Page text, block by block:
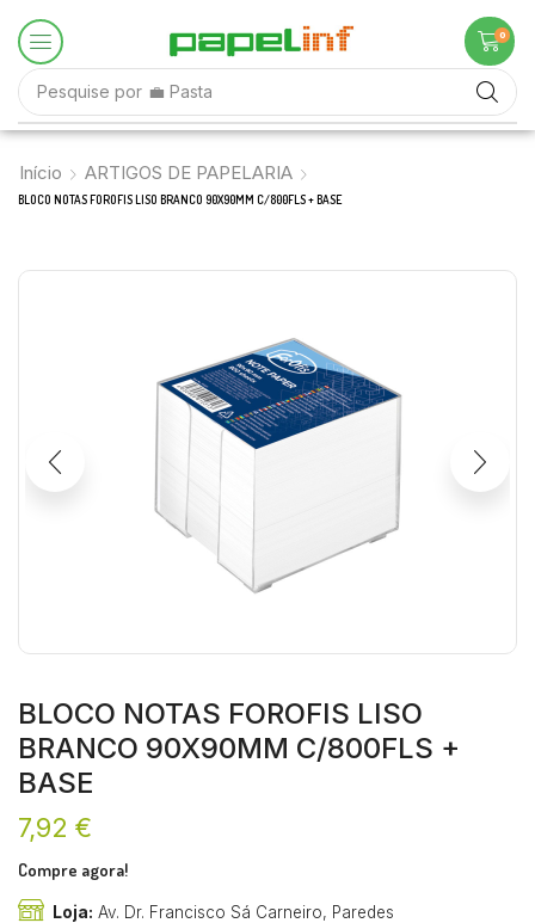
Pesquise por ♟️ Jogos Didáticos
0
Início ARTIGOS DE PAPELARIA
BLOCO NOTAS FOROFIS LISO BRANCO 90X90MM C/800FLS + BASE
BLOCO NOTAS FOROFIS LISO
BRANCO 90X90MM C/800FLS +
BASE
7,92 €
Compre agora!
Loja: Av. Dr. Francisco Sá Carneiro, Paredes